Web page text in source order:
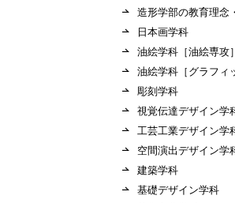
造形学部の教育理念
日本画学科
油絵学科［油絵専攻］
油絵学科［グラフィ
彫刻学科
視覚伝達デザイン学
工芸工業デザイン学
空間演出デザイン学
建築学科
基礎デザイン学科